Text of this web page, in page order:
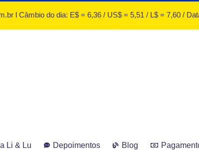
l Câmbio do dia: E$ = 6,36 / US$ = 5,51 / L$ = 7,60 /
Li & Lu Depoimentos Blog